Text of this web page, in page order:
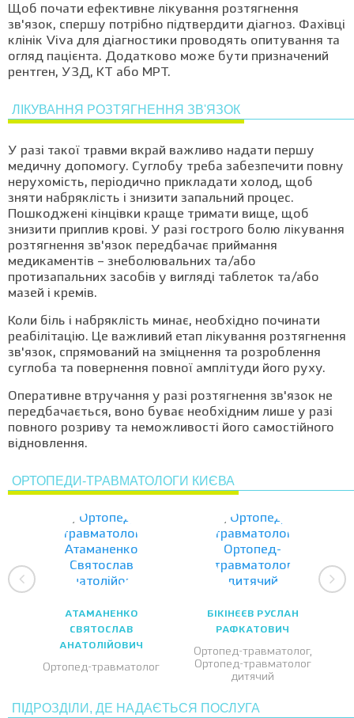
Щоб почати ефективне лікування розтягнення
зв'язок, спершу потрібно підтвердити діагноз. Фахівці
клінік Viva для діагностики проводять опитування та
огляд пацієнта. Додатково може бути призначений
рентген, УЗД, КТ або МРТ.
ЛІКУВАННЯ РОЗТЯГНЕННЯ ЗВ'ЯЗОК
У разі такої травми вкрай важливо надати першу
медичну допомогу. Суглобу треба забезпечити повну
нерухомість, періодично прикладати холод, щоб
зняти набряклість і знизити запальний процес.
Пошкоджені кінцівки краще тримати вище, щоб
знизити приплив крові. У разі гострого болю лікування
розтягнення зв'язок передбачає приймання
медикаментів – знеболювальних та/або
протизапальних засобів у вигляді таблеток та/або
мазей і кремів.
Коли біль і набряклість минає, необхідно починати
реабілітацію. Це важливий етап лікування розтягнення
зв'язок, спрямований на зміцнення та розроблення
суглоба та повернення повної амплітуди його руху.
Оперативне втручання у разі розтягнення зв'язок не
передбачається, воно буває необхідним лише у разі
повного розриву та неможливості його самостійного
відновлення.
ОРТОПЕДИ-ТРАВМАТОЛОГИ КИЄВА
АТАМАНЕНКО
СВЯТОСЛАВ
АНАТОЛІЙОВИЧ
Ортопед-травматолог
БІКІНЄЄВ РУСЛАН
РАФКАТОВИЧ
Ортопед-травматолог,
Ортопед-травматолог
дитячий
ПІДРОЗДІЛИ, ДЕ НАДАЄТЬСЯ ПОСЛУГА